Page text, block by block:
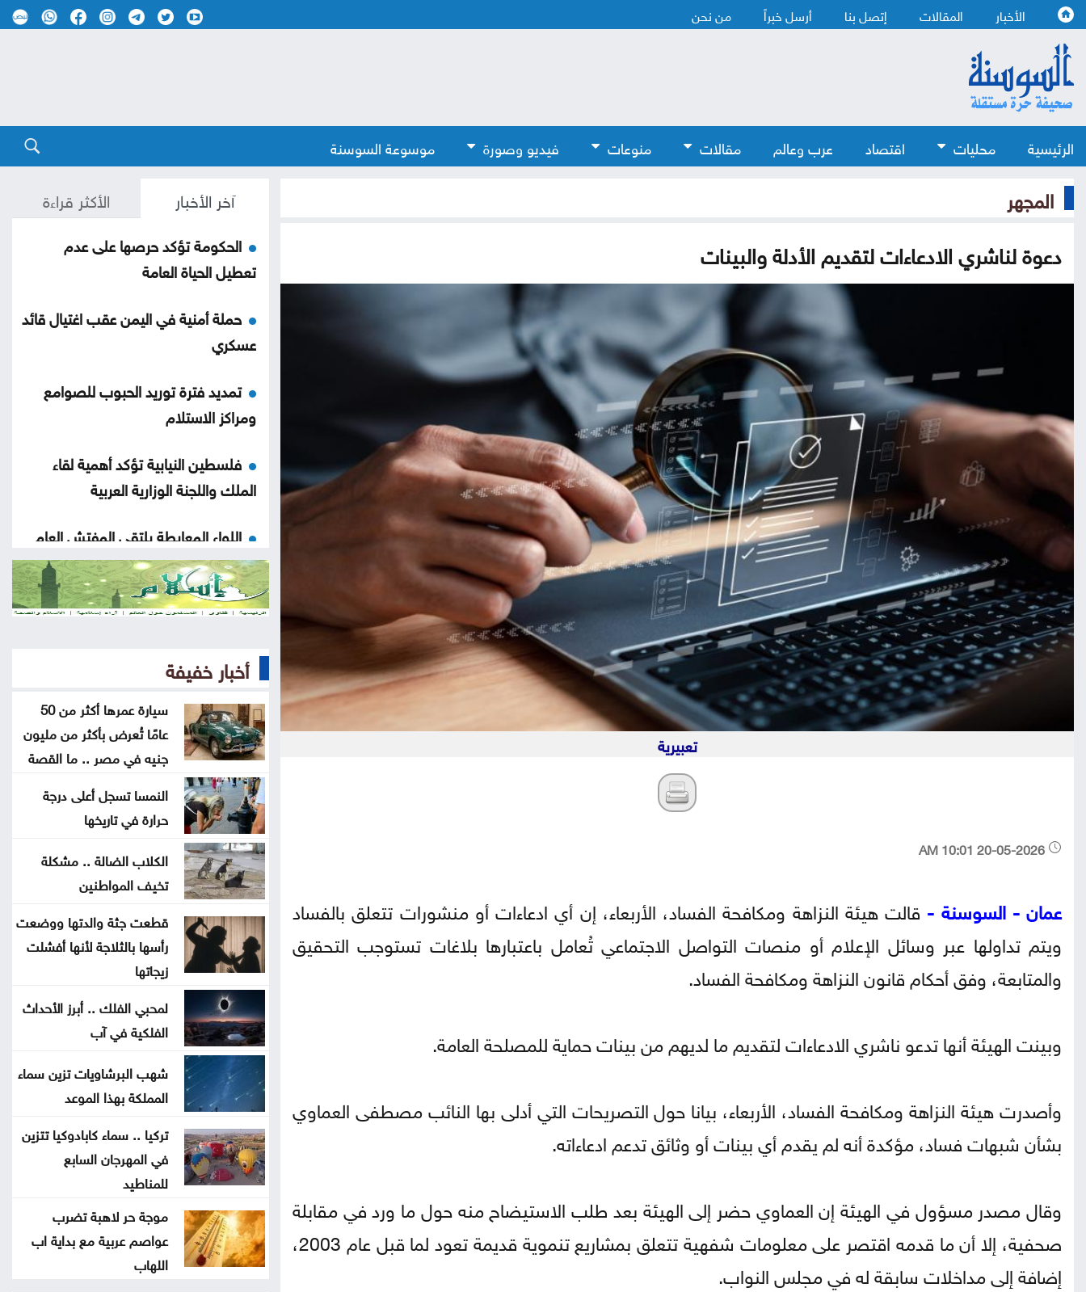
الأخبار المقالات إتصل بنا أرسل خبراً من نحن
الرئيسية محليات اقتصاد عرب وعالم مقالات منوعات فيديو وصورة موسوعة السوسنة
المجهر
دعوة لناشري الادعاءات لتقديم الأدلة والبينات
تعبيرية
عمان - السوسنة - قالت هيئة النزاهة ومكافحة الفساد، الأربعاء، إن أي ادعاءات أو منشورات تتعلق بالفساد
ويتم تداولها عبر وسائل الإعلام أو منصات التواصل الاجتماعي تُعامل باعتبارها بلاغات تستوجب التحقيق
والمتابعة، وفق أحكام قانون النزاهة ومكافحة الفساد.
وبينت الهيئة أنها تدعو ناشري الادعاءات لتقديم ما لديهم من بينات حماية للمصلحة العامة.
وأصدرت هيئة النزاهة ومكافحة الفساد، الأربعاء، بيانا حول التصريحات التي أدلى بها النائب مصطفى العماوي
بشأن شبهات فساد، مؤكدة أنه لم يقدم أي بينات أو وثائق تدعم ادعاءاته.
وقال مصدر مسؤول في الهيئة إن العماوي حضر إلى الهيئة بعد طلب الاستيضاح منه حول ما ورد في مقابلة
صحفية، إلا أن ما قدمه اقتصر على معلومات شفهية تتعلق بمشاريع تنموية قديمة تعود لما قبل عام 2003،
إضافة إلى مداخلات سابقة له في مجلس النواب.
آخر الأخبار الأكثر قراءة
الحكومة تؤكد حرصها على عدم
تعطيل الحياة العامة
حملة أمنية في اليمن عقب اغتيال قائد
عسكري
تمديد فترة توريد الحبوب للصوامع
ومراكز الاستلام
فلسطين النيابية تؤكد أهمية لقاء
الملك واللجنة الوزارية العربية
اللواء المعايطة يلتقي المفتش العام
للشرطة الرواندية
بعد 8 أشهر من التأخير .. فيفا يصرف
آمال إعادة فتح هرمز
الأردن ودول عربية وإسلامية يدينون
الانتهاكات الإسرائيلية المتواصلة في غزة
النفط يرتفع وسط حذر بشأن نتائج
المحادثات بين إيران وعمان
محافظة القدس: أحداث قلنديا تهدد
المخيمات الفلسطينية وقضية اللاجئين
الاحتلال يعتقل ويحقق ميدانيا مع أكثر
من 60 فلسطينيا من مخيم قلنديا
قلنديا تحت الحصار .. الرئاسة
الفلسطينية تحذر من مخطط يستهدف
المخيمات
وزير الاقتصاد الرقمي يفتتح المركز
التكنولوجي منصة الشمال في إربد
بيان صادر عن اللجنة النقابية للعاملين
في شركة البوتاس العربية
أخبار خفيفة
سيارة عمرها أكثر من 50
عامًا تُعرض بأكثر من مليون
جنيه في مصر .. ما القصة
النمسا تسجل أعلى درجة
حرارة في تاريخها
الكلاب الضالة .. مشكلة
تخيف المواطنين
قطعت جثة والدتها ووضعت
رأسها بالثلاجة لأنها أفشلت
زيجاتها
لمحبي الفلك .. أبرز الأحداث
الفلكية في آب
شهب البرشاويات تزين سماء
المملكة بهذا الموعد
تركيا .. سماء كابادوكيا تتزين
في المهرجان السابع
للمناطيد
موجة حر لاهبة تضرب
عواصم عربية مع بداية اب
اللهاب